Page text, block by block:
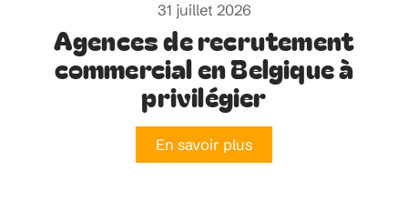
31 juillet 2026
Agences de recrutement
commercial en Belgique à
privilégier
En savoir plus